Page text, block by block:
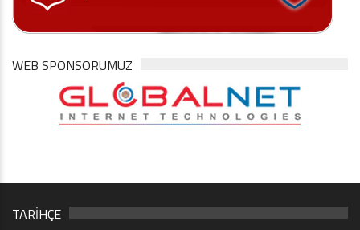
WEB SPONSORUMUZ
TARİHÇE